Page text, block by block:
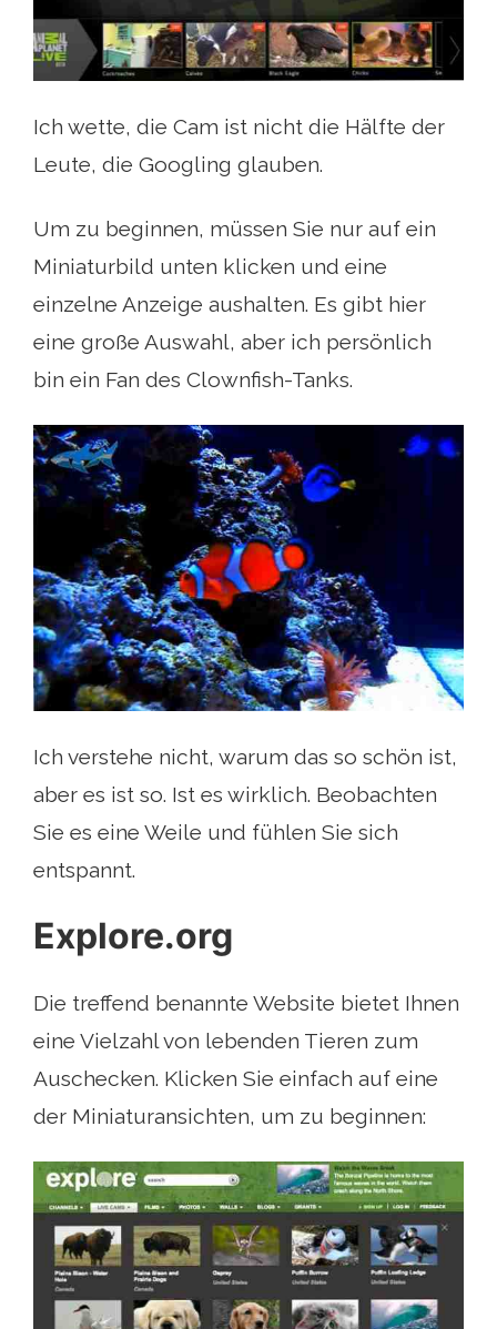
Ich wette, die Cam ist nicht die Hälfte der
Leute, die Googling glauben.
Um zu beginnen, müssen Sie nur auf ein
Miniaturbild unten klicken und eine
einzelne Anzeige aushalten. Es gibt hier
eine große Auswahl, aber ich persönlich
bin ein Fan des Clownfish-Tanks.
Ich verstehe nicht, warum das so schön ist,
aber es ist so. Ist es wirklich. Beobachten
Sie es eine Weile und fühlen Sie sich
entspannt.
Explore.org
Die treffend benannte Website bietet Ihnen
eine Vielzahl von lebenden Tieren zum
Auschecken. Klicken Sie einfach auf eine
der Miniaturansichten, um zu beginnen: